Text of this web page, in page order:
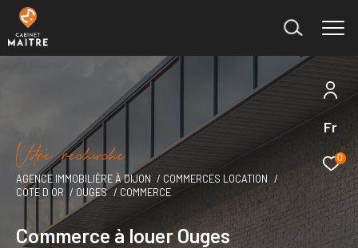
Fr
0
Vore recece
AGENCE IMMOBILIÈRE À DIJON
COMMERCES LOCATION
COTE D OR
OUGES COMMERCE
Commerce à louer Ouges
Effectuer une recherche
et trouver le bien qui correspond à vos critères
Type
Location immobilier professionnel